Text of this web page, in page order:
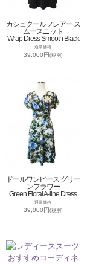
カシュクールフレアー ス
ムースニット
Wrap Dress Smooth Black
通常価格
39,000円(税別)
ドールワンピース グリー
ンフラワー
Green Floral A-line Dress
通常価格
39,000円(税別)